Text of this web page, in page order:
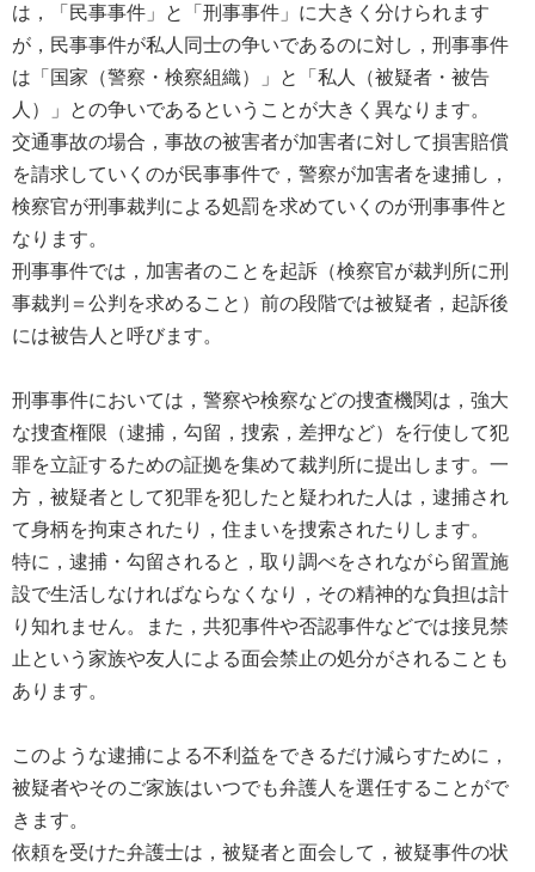
は，「民事事件」と「刑事事件」に大きく分けられます
が，民事事件が私人同士の争いであるのに対し，刑事事件
は「国家（警察・検察組織）」と「私人（被疑者・被告
人）」との争いであるということが大きく異なります。
交通事故の場合，事故の被害者が加害者に対して損害賠償
を請求していくのが民事事件で，警察が加害者を逮捕し，
検察官が刑事裁判による処罰を求めていくのが刑事事件と
なります。
刑事事件では，加害者のことを起訴（検察官が裁判所に刑
事裁判＝公判を求めること）前の段階では被疑者，起訴後
には被告人と呼びます。
刑事事件においては，警察や検察などの捜査機関は，強大
な捜査権限（逮捕，勾留，捜索，差押など）を行使して犯
罪を立証するための証拠を集めて裁判所に提出します。一
方，被疑者として犯罪を犯したと疑われた人は，逮捕され
て身柄を拘束されたり，住まいを捜索されたりします。
特に，逮捕・勾留されると，取り調べをされながら留置施
設で生活しなければならなくなり，その精神的な負担は計
り知れません。また，共犯事件や否認事件などでは接見禁
止という家族や友人による面会禁止の処分がされることも
あります。
このような逮捕による不利益をできるだけ減らすために，
被疑者やそのご家族はいつでも弁護人を選任することがで
きます。
依頼を受けた弁護士は，被疑者と面会して，被疑事件の状